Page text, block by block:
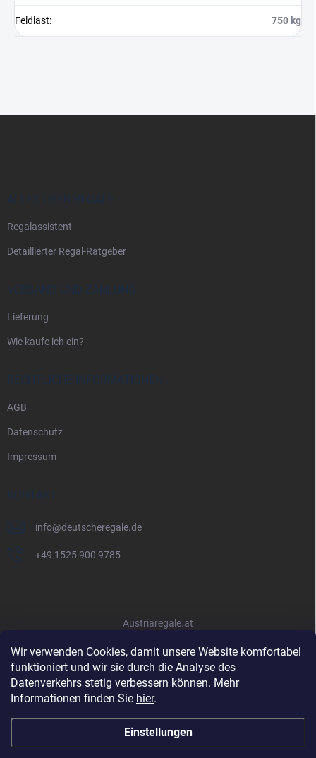
Wir verwenden Cookies, damit unsere Website komfortabel
funktioniert und wir sie durch die Analyse des
Datenverkehrs stetig verbessern können. Mehr
Informationen finden Sie hier.
Einstellungen
Feldlast: 750 kg
ALLES ÜBER REGALE
Regalassistent
Detaillierter Regal-Ratgeber
VERSAND UND ZAHLUNG
Lieferung
Wie kaufe ich ein?
RECHTLICHE INFORMATIONEN
AGB
Datenschutz
Impressum
KONTAKT
info@deutscheregale.de
+49 1525 900 9785
Austriaregale.at